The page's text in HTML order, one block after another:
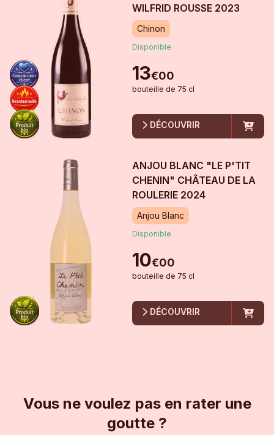
WILFRID ROUSSE 2023
Chinon
Disponible
13€00
bouteille de 75 cl
DÉCOUVRIR
ANJOU BLANC "LE P'TIT
CHENIN" CHÂTEAU DE LA
ROULERIE 2024
Anjou Blanc
Disponible
10€00
bouteille de 75 cl
DÉCOUVRIR
Vous ne voulez pas en rater une
goutte ?